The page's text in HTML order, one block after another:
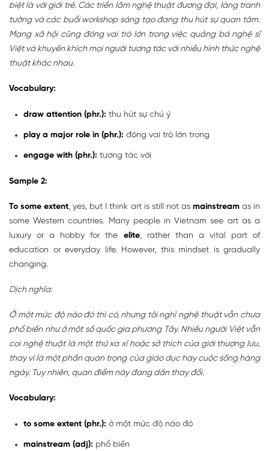
biệt là với giới trẻ. Các triển lãm nghệ thuật đương đại, làng tranh
tường và các buổi workshop sáng tạo đang thu hút sự quan tâm.
Mạng xã hội cũng đóng vai trò lớn trong việc quảng bá nghệ sĩ
Việt và khuyến khích mọi người tương tác với nhiều hình thức nghệ
thuật khác nhau.
Vocabulary:
draw attention (phr.): thu hút sự chú ý
play a major role in (phr.): đóng vai trò lớn trong
engage with (phr.): tương tác với
Sample 2:
To some extent, yes, but I think art is still not as mainstream as in
some Western countries. Many people in Vietnam see art as a
luxury or a hobby for the elite, rather than a vital part of
education or everyday life. However, this mindset is gradually
changing.
Dịch nghĩa:
Ở một mức độ nào đó thì có, nhưng tôi nghĩ nghệ thuật vẫn chưa
phổ biến như ở một số quốc gia phương Tây. Nhiều người Việt vẫn
coi nghệ thuật là một thứ xa xỉ hoặc sở thích của giới thượng lưu,
thay vì là một phần quan trọng của giáo dục hay cuộc sống hàng
ngày. Tuy nhiên, quan điểm này đang dần thay đổi.
Vocabulary:
to some extent (phr.): ở một mức độ nào đó
mainstream (adj): phổ biến